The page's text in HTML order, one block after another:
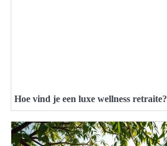
Hoe vind je een luxe wellness retraite?